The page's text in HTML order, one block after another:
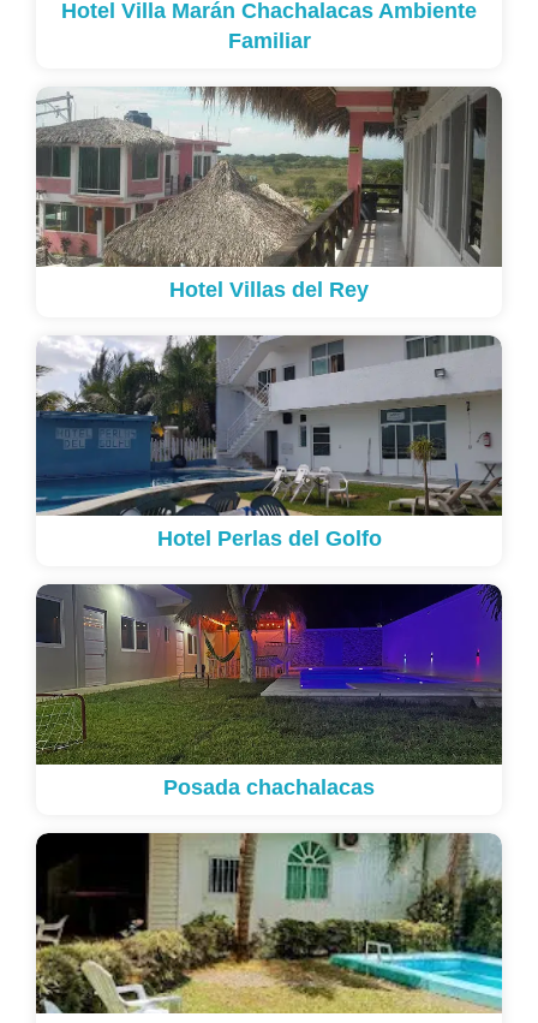
Hotel Villa Marán Chachalacas Ambiente
Familiar
Hotel Villas del Rey
Hotel Perlas del Golfo
Posada chachalacas